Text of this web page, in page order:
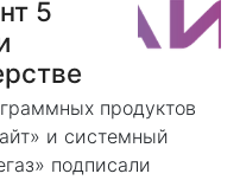
5
продуктов
и системный
подписали